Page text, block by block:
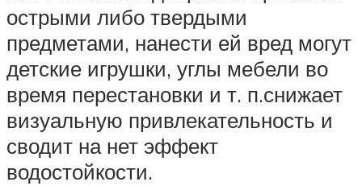
острыми либо твердыми
предметами, нанести ей вред могут
детские игрушки, углы мебели во
время перестановки и т. п.снижает
визуальную привлекательность и
сводит на нет эффект
водостойкости.